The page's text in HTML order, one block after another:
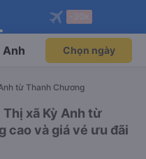
độc
Mở app
bay qua
Mở app
Anh Chọn ngày
từ Thanh Chương
xã Kỳ Anh từ
cao và giá vé ưu đãi